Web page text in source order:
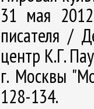
31 мая
писателя /
центр К.Г.
г. Москвы
128-134.